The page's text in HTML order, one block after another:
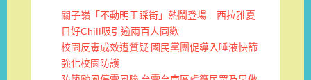
關子嶺「不動明王踩街」熱鬧登場 西拉雅夏
日好Chill吸引逾兩百人同歡
校園反毒成效遭質疑 國民黨團促導入唾液快篩
強化校園防護